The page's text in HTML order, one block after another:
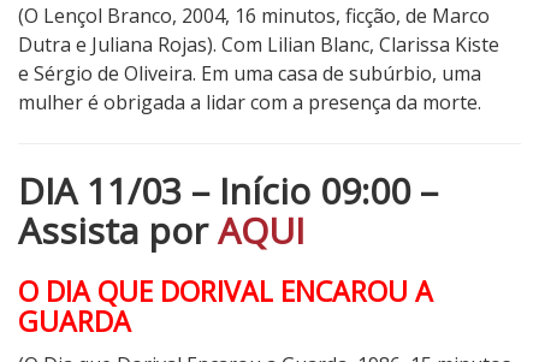
(O Lençol Branco, 2004, 16 minutos, ficção, de Marco
Dutra e Juliana Rojas). Com Lilian Blanc, Clarissa Kiste
e Sérgio de Oliveira. Em uma casa de subúrbio, uma
mulher é obrigada a lidar com a presença da morte.
DIA 11/03 – Início 09:00 –
Assista porAQUI
O DIA QUE DORIVAL ENCAROU A
GUARDA